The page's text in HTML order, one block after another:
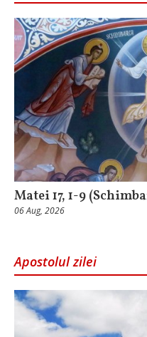
Matei 17, 1-9
06 Aug, 2026
Apostolul zilei